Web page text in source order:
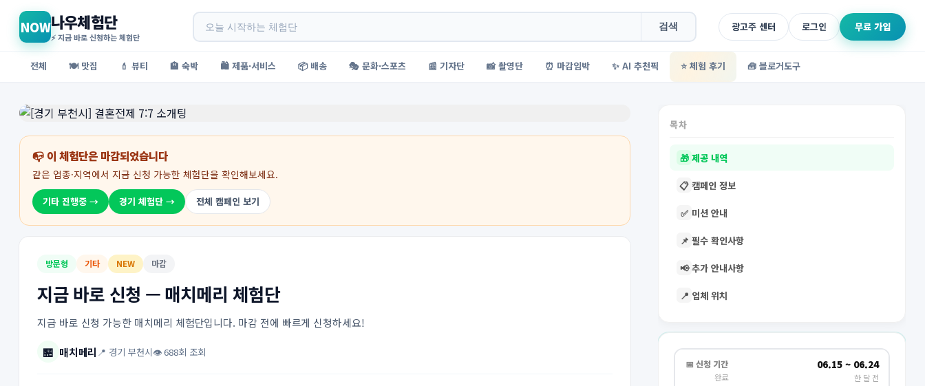
NOW나우체험단
⚡ 지금 바로 신청하는 체험단
검색 광고주 센터 로그인 무료 가입
전체 🍽️ 맛집 💄 뷰티 🏨 숙박 🛍️ 제품·서비스 📦 배송 🎭 문화·스포츠 📰 기자단 📸 촬영단 ⏰ 마감임박 ✨ AI 추천픽 ⭐ 체험 후기 🧰 블로거도구
📭 이 체험단은 마감되었습니다
같은 업종·지역에서 지금 신청 가능한 체험단을 확인해보세요.
기타 진행중 → 경기 체험단 → 전체 캠페인 보기
방문형 기타 NEW 마감
지금 바로 신청 — 매치메리 체험단
지금 바로 신청 가능한 매치메리 체험단입니다. 마감 전에 빠르게 신청하세요!
🏪 매치메리 📍 경기 부천시👁 688회 조회
목차
🎁 제공 내역
📋 캠페인 정보
✅ 미션 안내
📌 필수 확인사항
📢 추가 안내사항
📍 업체 위치
📅 신청 기간
완료
06.15 ~ 06.24
한 달 전